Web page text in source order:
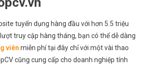
tuyển dụng hàng đầu với hơn 5.5 triệu
truy cập hàng tháng, bạn có thể dễ dàng
viên miễn phí tại đây chỉ với một vài thao
cũng cung cấp cho doanh nghiệp tính